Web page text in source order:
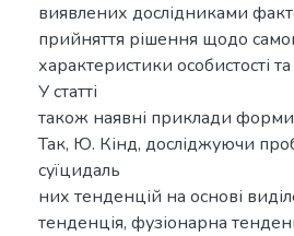
виявлених дослідниками
прийняття рішення щодо
характеристики особистості
У статті
також наявні приклади форми
Так, Ю. Кінд, досліджуючи
суїцидаль
них тенденцій на основі
тенденція, фузіонарна